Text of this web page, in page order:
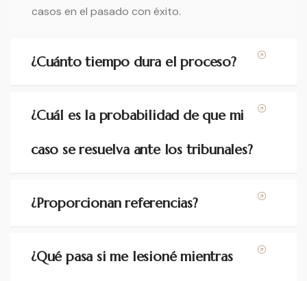
casos en el pasado con éxito.
¿Cuánto tiempo dura el proceso?
¿Cuál es la probabilidad de que mi
caso se resuelva ante los tribunales?
¿Proporcionan referencias?
¿Qué pasa si me lesioné mientras